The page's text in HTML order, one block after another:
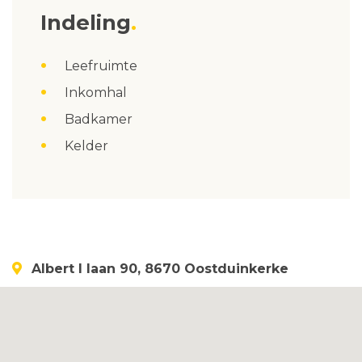
Indeling
Leefruimte
Inkomhal
Badkamer
Kelder
Albert I laan 90, 8670 Oostduinkerke